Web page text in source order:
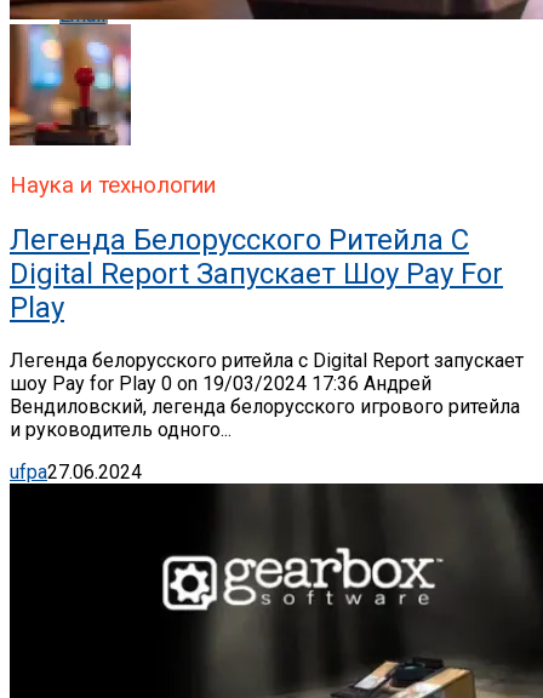
Email
Наука и технологии
Легенда Белорусского Ритейла C
Digital Report Запускает Шоу Pay For
Play
Легенда белорусского ритейла c Digital Report запускает
шоу Pay for Play 0 on 19/03/2024 17:36 Андрей
Вендиловский, легенда белорусского игрового ритейла
и руководитель одного...
ufpa27.06.2024